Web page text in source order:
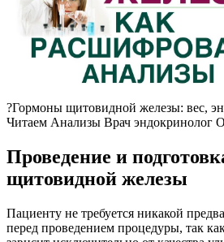
?Гормоны щитовидной железы: вес,
Читаем Анализы Врач эндокринолог
Проведение и
щитовидной железы
Пациенту не требуется никакой
перед проведением процедуры, так